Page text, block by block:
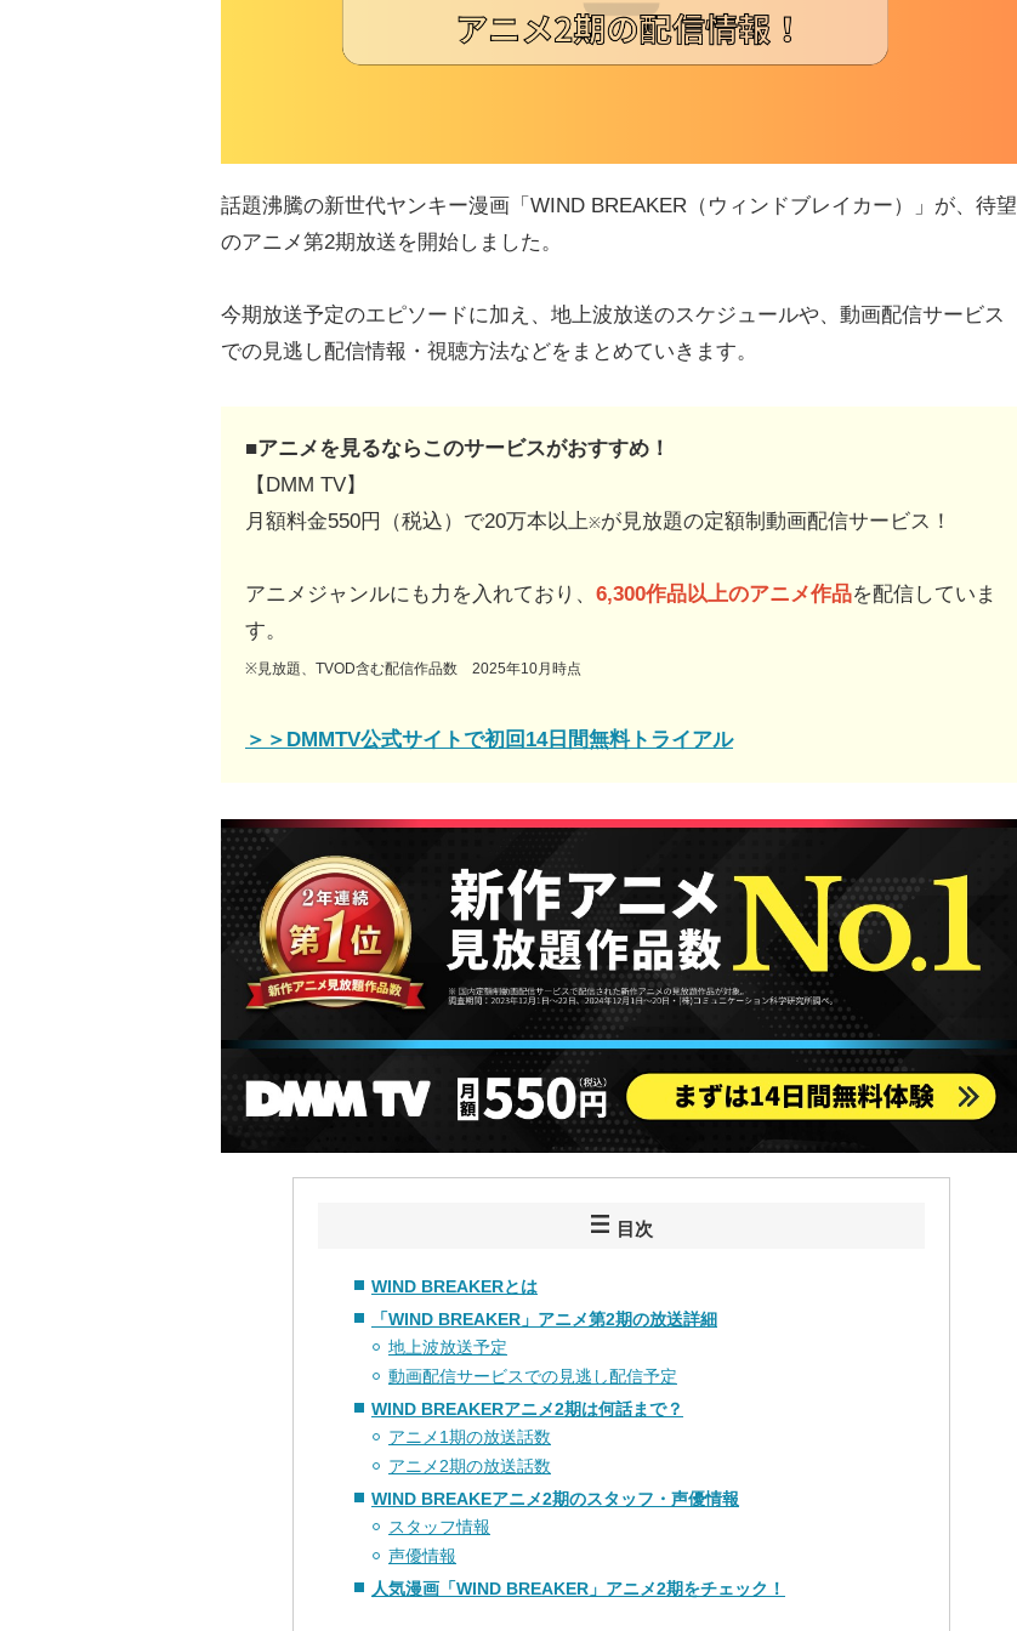
話題沸騰の新世代ヤンキー漫画「WIND BREAKER（ウィンドブレイカー）」が、待望
のアニメ第2期放送を開始しました。
今期放送予定のエピソードに加え、地上波放送のスケジュールや、動画配信サービス
での見逃し配信情報・視聴方法などをまとめていきます。
■アニメを見るならこのサービスがおすすめ！
【DMM TV】
月額料金550円（税込）で20万本以上※が見放題の定額制動画配信サービス！
アニメジャンルにも力を入れており、 6,300作品以上のアニメ作品を配信していま
す。
※見放題、TVOD含む配信作品数 2025年10月時点
＞＞DMMTV公式サイトで初回14日間無料トライアル
目次
WIND BREAKERとは
「WIND BREAKER」アニメ第2期の放送詳細
地上波放送予定
動画配信サービスでの見逃し配信予定
WIND BREAKERアニメ2期は何話まで？
アニメ1期の放送話数
アニメ2期の放送話数
WIND BREAKEアニメ2期のスタッフ・声優情報
スタッフ情報
声優情報
人気漫画「WIND BREAKER」アニメ2期をチェック！